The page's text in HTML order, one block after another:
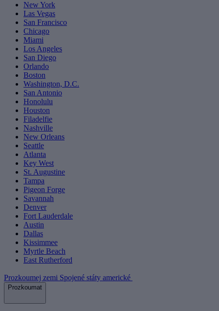
New York
Las Vegas
San Francisco
Chicago
Miami
Los Angeles
San Diego
Orlando
Boston
Washington, D.C.
San Antonio
Honolulu
Houston
Filadelfie
Nashville
New Orleans
Seattle
Atlanta
Key West
St. Augustine
Tampa
Pigeon Forge
Savannah
Denver
Fort Lauderdale
Austin
Dallas
Kissimmee
Myrtle Beach
East Rutherford
Prozkoumej zemi Spojené státy americké
Prozkoumat